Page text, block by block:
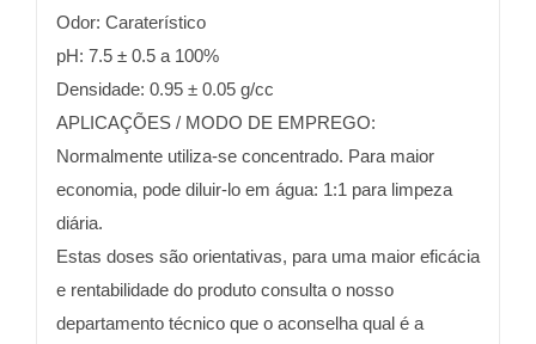
Odor: Caraterístico
pH: 7.5 ± 0.5 a 100%
Densidade: 0.95 ± 0.05 g/cc
APLICAÇÕES / MODO DE EMPREGO:
Normalmente utiliza-se concentrado. Para maior
economia, pode diluir-lo em água: 1:1 para limpeza
diária.
Estas doses são orientativas, para uma maior eficácia
e rentabilidade do produto consulta o nosso
departamento técnico que o aconselha qual é a